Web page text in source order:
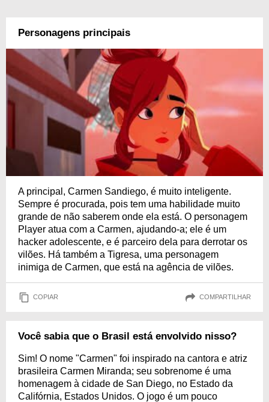
Personagens principais
A principal, Carmen Sandiego, é muito inteligente.
Sempre é procurada, pois tem uma habilidade muito
grande de não saberem onde ela está. O personagem
Player atua com a Carmen, ajudando-a; ele é um
hacker adolescente, e é parceiro dela para derrotar os
vilões. Há também a Tigresa, uma personagem
inimiga de Carmen, que está na agência de vilões.
COPIAR COMPARTILHAR
Você sabia que o Brasil está envolvido nisso?
Sim! O nome "Carmen" foi inspirado na cantora e atriz
brasileira Carmen Miranda; seu sobrenome é uma
homenagem à cidade de San Diego, no Estado da
Califórnia, Estados Unidos. O jogo é um pouco